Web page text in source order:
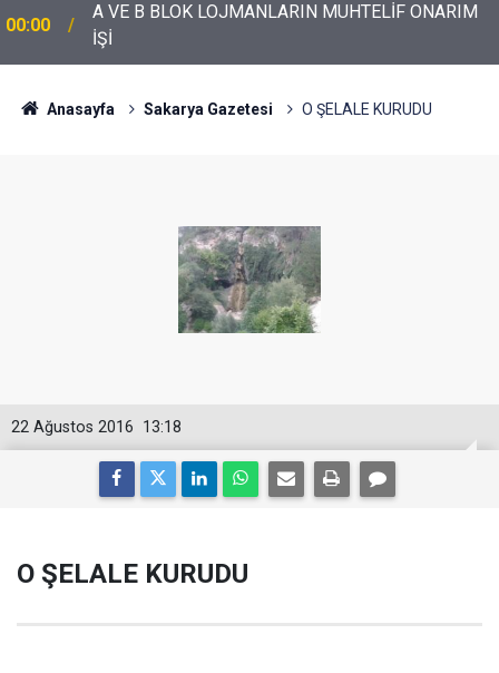
00:00
A VE B BLOK LOJMANLARIN MUHTELİF ONARIM
İŞİ
Anasayfa Sakarya Gazetesi O ŞELALE KURUDU
13:18
22 Ağustos 2016
O ŞELALE KURUDU